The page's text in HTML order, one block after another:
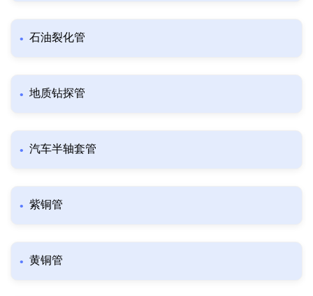
石油裂化管
地质钻探管
汽车半轴套管
紫铜管
黄铜管